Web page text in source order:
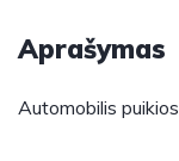
Aprašymas
Automobilis